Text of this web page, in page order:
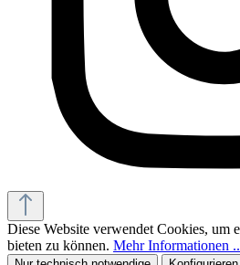
Diese Website verwendet Cookies, um
bieten zu können. Mehr Informationen